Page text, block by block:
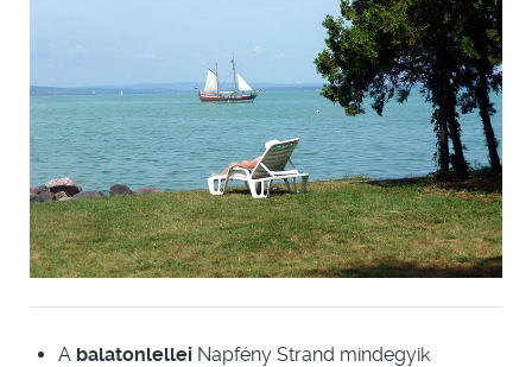
A balatonlellei Napfény Strand mindegyik